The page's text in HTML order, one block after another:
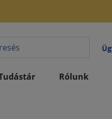
Rólunk